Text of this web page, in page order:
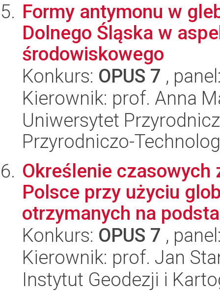
Formy antymonu w
Dolnego Śląska w
środowiskowego
Konkurs: OPUS 7 ,
Kierownik: prof. Anna
Uniwersytet
Przyrodniczo-
Określenie czasowych
Polsce przy użyciu
otrzymanych na
Konkurs: OPUS 7 ,
Kierownik: prof. Jan
Instytut Geodezji i